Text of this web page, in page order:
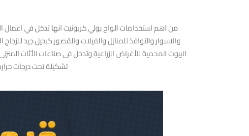
من اهم استخدامات الواح بولي كربونيت انها تدخل في اعمال
والاسوار والنوافذ للمنازل والفيلات والقصور كبديل جيد
البيوت المحمية للأغراض الزراعية وتدخل فى صناعات الأثاث
تشكيلة تحت درجات